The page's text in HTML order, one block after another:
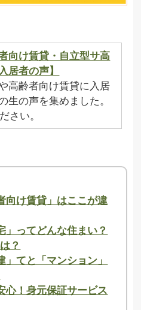
者向け賃貸・自立型サ高
居者の声】
高齢者向け賃貸に入居
生の声を集めました。
さい。
向け賃貸」はここが違
」ってどんな住まい？
？
てと「マンション」
心！身元保証サービス